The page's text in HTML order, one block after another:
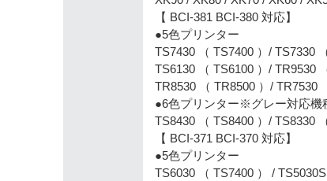
【 BCI-381 BCI-380 対応】
●5色プリンター
TS7430 （ TS7400 ）/ TS7330
TS6130 （ TS6100 ）/ TR9530
TR8530 （ TR8500 ）/ TR7530
●6色プリンター※グレー対応機
TS8430 （ TS8400 ）/ TS8330
【 BCI-371 BCI-370 対応】
●5色プリンター
TS6030 （ TS7400 ） /